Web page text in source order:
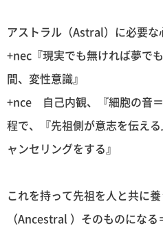
アストラル（Astral）に必要な
+nec『現実でも無ければ夢で
間、変性意識』
+nce 自己内観、『細胞の音
程で、『先祖側が意志を伝え
ャンセリングをする』
これを持って先祖を人と共に
（Ancestral ）そのものにな